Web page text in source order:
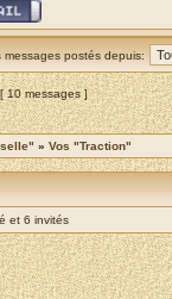
messages postés depuis:
10 messages ]
» Vos "Traction"
et 6 invités